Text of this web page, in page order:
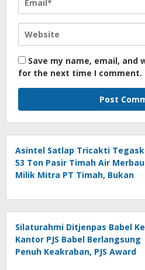
Save my name, email,
for the next time I comment.
Asintel Satlap Tricakti
53 Ton Pasir Timah Air Merbau
Milik Mitra PT Timah, Bukan
Silaturahmi Ditjenpas Babel Ke
Kantor PJS Babel Berlangsung
Penuh Keakraban, PJS Award